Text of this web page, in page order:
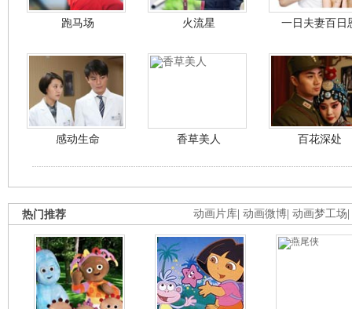
跑马场 火流星 一日夫妻百日
感动生命 香草美人 百花深处
动画片库 动画微博 动画梦工场
热门推荐